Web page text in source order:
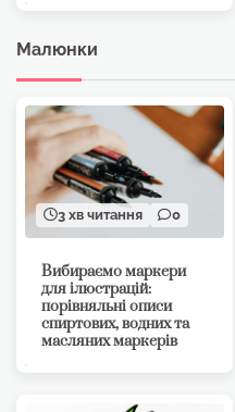
Малюнки
3 хв читання 0
Вибираємо маркери
для ілюстрацій:
порівняльні описи
спиртових, водних та
масляних маркерів